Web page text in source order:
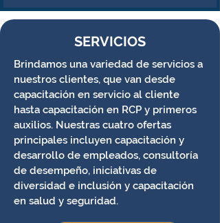
SERVICIOS
Brindamos una variedad de servicios a
nuestros clientes, que van desde
capacitación en servicio al cliente
hasta capacitación en RCP y primeros
auxilios. Nuestras cuatro ofertas
principales incluyen capacitación y
desarrollo de empleados, consultoría
de desempeño, iniciativas de
diversidad e inclusión y capacitación
en salud y seguridad.